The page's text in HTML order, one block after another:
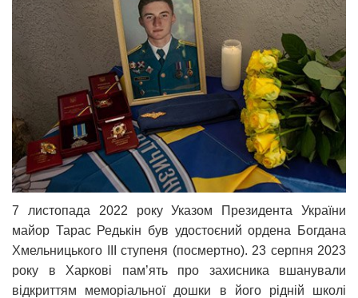
7 листопада 2022 року Указом Президента України
майор Тарас Редькін був удостоєний ордена Богдана
Хмельницького III ступеня (посмертно). 23 серпня 2023
року в Харкові пам’ять про захисника вшанували
відкриттям меморіальної дошки в його рідній школі